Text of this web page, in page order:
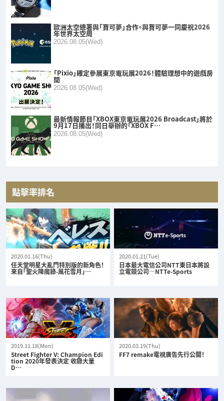
歐洲太空總署與「寶可夢」合作。與寶可夢一同慶祝2026
年世界太空周
2026.08.05(Wed)
「Pixio」確定參展東京電玩展2026！體驗理想中的遊戲房
間
2026.08.05(Wed)
最新情報節目「XBOX東京電玩展2026 Broadcast」將於
9月17日播出！同日舉辦的「XBOX F…
2026.08.05(Wed)
點擊率排名
2020.01.16(Thu)
任天堂明星大亂鬥特別版的新角色！
來自「聖火降魔錄-風花雪月」…
2020.01.21(Tue)
日本最大電信公司NTT東日本將設
立電競公司—NTTe-Sports
2019.11.18(Mon)
Street Fighter V: Champion Edi
tion 2020年發表決定 收錄大量
D…
2020.03.19(Thu)
FF7 remake電視廣告先行公開！